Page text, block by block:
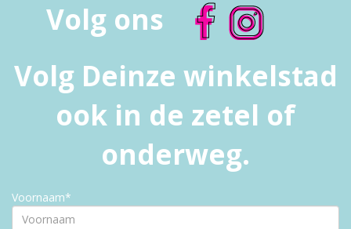
Volg ons
Volg Deinze winkelstad
ook in de zetel of
onderweg.
Voornaam*